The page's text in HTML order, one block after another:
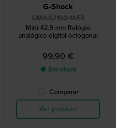
G-Shock
GMA-S2100-1AER
Mini 42.9 mm Relógio
analógico-digital octogonal
99,90 €
● Em stock
Comparar
Ver produto